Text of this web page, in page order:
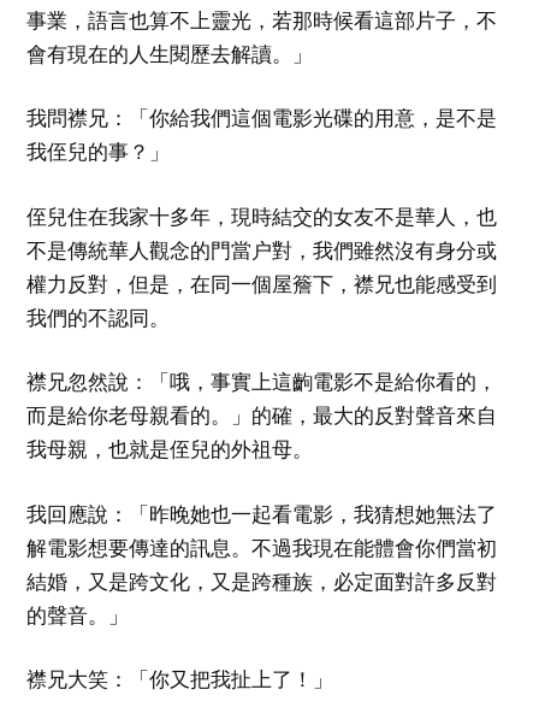
事業，語言也算不上靈光，若那時候看這部片子，不
會有現在的人生閱歷去解讀。」
我問襟兄：「你給我們這個電影光碟的用意，是不是
我侄兒的事？」
侄兒住在我家十多年，現時結交的女友不是華人，也
不是傳統華人觀念的門當户對，我們雖然沒有身分或
權力反對，但是，在同一個屋簷下，襟兄也能感受到
我們的不認同。
襟兄忽然說：「哦，事實上這齣電影不是給你看的，
而是給你老母親看的。」的確，最大的反對聲音來自
我母親，也就是侄兒的外祖母。
我回應說：「昨晚她也一起看電影，我猜想她無法了
解電影想要傳達的訊息。不過我現在能體會你們當初
結婚，又是跨文化，又是跨種族，必定面對許多反對
的聲音。」
襟兄大笑：「你又把我扯上了！」